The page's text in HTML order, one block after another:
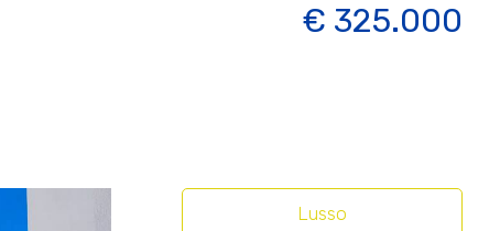
€ 325.000
Lusso